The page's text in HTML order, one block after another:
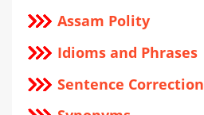
Assam Polity
Idioms and Phrases
Sentence Correction